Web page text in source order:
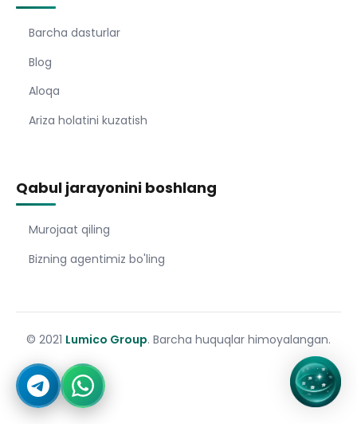
Barcha dasturlar
Blog
Aloqa
Ariza holatini kuzatish
Qabul jarayonini boshlang
Murojaat qiling
Bizning agentimiz bo'ling
© 2021 Lumico Group. Barcha huquqlar himoyalangan.